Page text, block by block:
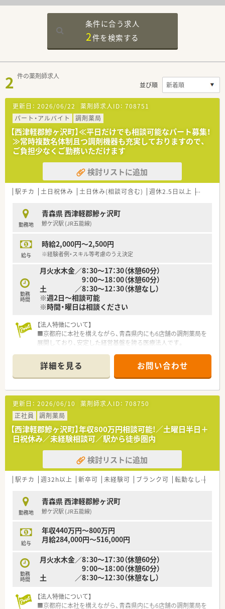
条件に合う求人
2件を検索する
2 件の薬剤師求人
並び順
更新日： 2026/06/22 薬剤師求人ID： 708751
パート・アルバイト
調剤薬局
【西津軽郡鰺ヶ沢町】≪平日だけでも相談可能なパート募集！
≫常時複数名体制且つ調剤機器も充実しておりますので、
ご負担少なくご勤務いただけます
検討リストに追加
駅チカ 土日祝休み 土日休み(相談可含む) 週休2.5日以上 週32h以
勤務地
青森県 西津軽郡鰺ヶ沢町
鰺ケ沢駅 (JR五能線)
給与
時給2,000円～2,500円
※経験者例・スキル等考慮のうえ決定
勤務
時間
月火水木金／8：30～17：30（休憩60分）
9：00～18：00（休憩60分）
土 ／8：30～12：30（休憩なし）
※週2日～相談可能
※時間・曜日は相談ください
【法人特徴について】
■京都府に本社を構えながら、青森県内にも6店舗の調剤薬局を
展開しており、安定した経営基盤を誇る医療法人です。
い柔軟な対応と、患者様一人ひとりに寄り添う姿勢が特徴です。
■薬剤師の教育や福利厚生の充実に力を入れており、職員が長く
安心して働き続けられる環境づくりを常に追求しています。
【店舗情報と応需状況について】
■JR五能線の鰺ケ沢駅から徒歩13分ほどの場所に位置してお
り、お車での通勤も可能な利便性の高い環境が整っています。
■近隣の総合病院から内科や外科を含む多科目の処方箋を応需
しており、幅広い知識を習得することが可能です。
■薬剤師複数名体制で業務を分担しており、事務スタッフとの連
携も円滑で、一人ひとりの負担が少ない体制を構築しています。
【想定されるキャリアイメージ】
■総合科目に対応する調剤スキルを磨きながら、認定薬剤師の取
■在宅医療の現場で経験を積むことにより、これからの時代に求
められる在宅特化型の薬剤師としてのキャリアを築けます。
■教育制度が充実しているため、将来的には店舗運営や後輩の育
詳細を見る お問い合わせ
更新日： 2026/06/10 薬剤師求人ID： 708750
正社員
調剤薬局
【西津軽郡鰺ヶ沢町】年収800万円相談可能!／土曜日半日＋
日祝休み／未経験相談可／駅から徒歩圏内
検討リストに追加
駅チカ 週32h以上 新卒可 未経験可 ブランク可 転勤なし
勤務地
青森県 西津軽郡鰺ヶ沢町
鰺ケ沢駅 (JR五能線)
給与
年収440万円～800万円
月給284,000円～516,000円
勤務
時間
月火水木金／8：30～17：30（休憩60分）
9：00～18：00（休憩60分）
土 ／8：30～12：30（休憩なし）
【法人特徴について】
■京都府に本社を構えながら、青森県内にも6店舗の調剤薬局を